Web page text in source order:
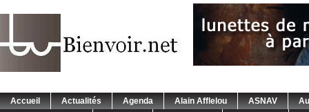
Accueil Actualités Agenda Alain Afflelou ASNAV